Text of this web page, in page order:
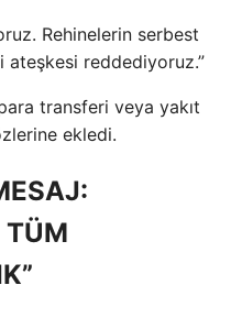
Rehinelerin serbest
ateşkesi reddediyoruz.”
transferi veya yakıt
ekledi.
TÜM